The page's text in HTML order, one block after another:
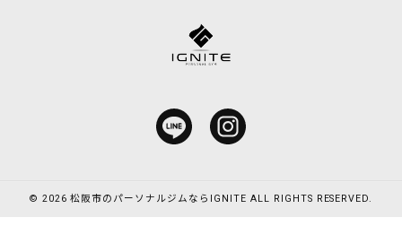
© 2026 松阪市のパーソナルジムならIGNITE ALL RIGHTS RESERVED.